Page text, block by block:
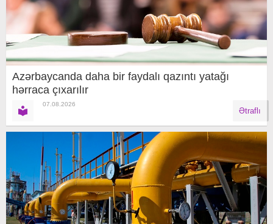
Azərbaycanda daha bir faydalı qazıntı yatağı
hərraca çıxarılır
07.08.2026
Ətraflı